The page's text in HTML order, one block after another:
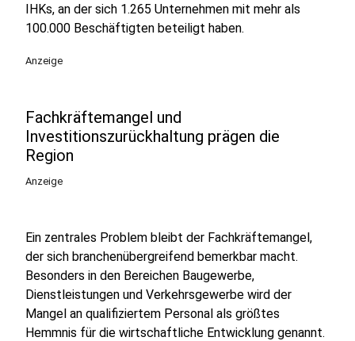
IHKs, an der sich 1.265 Unternehmen mit mehr als
100.000 Beschäftigten beteiligt haben.
Anzeige
Fachkräftemangel und
Investitionszurückhaltung prägen die
Region
Anzeige
Ein zentrales Problem bleibt der Fachkräftemangel,
der sich branchenübergreifend bemerkbar macht.
Besonders in den Bereichen Baugewerbe,
Dienstleistungen und Verkehrsgewerbe wird der
Mangel an qualifiziertem Personal als größtes
Hemmnis für die wirtschaftliche Entwicklung genannt.